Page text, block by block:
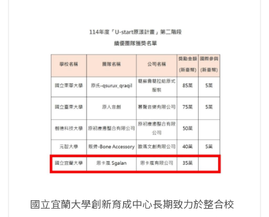
國立宜蘭大學創新育成中心長期致力於整合校